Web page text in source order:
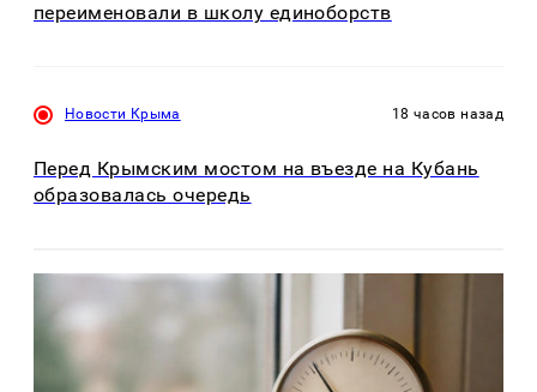
переименовали в школу единоборств
Новости Крыма 18 часов назад
Перед Крымским мостом на въезде на Кубань
образовалась очередь